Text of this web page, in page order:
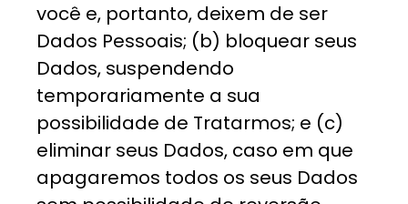
você e, portanto, deixem de ser
Dados Pessoais; (b) bloquear seus
Dados, suspendendo
temporariamente a sua
possibilidade de Tratarmos; e (c)
eliminar seus Dados, caso em que
apagaremos todos os seus Dados